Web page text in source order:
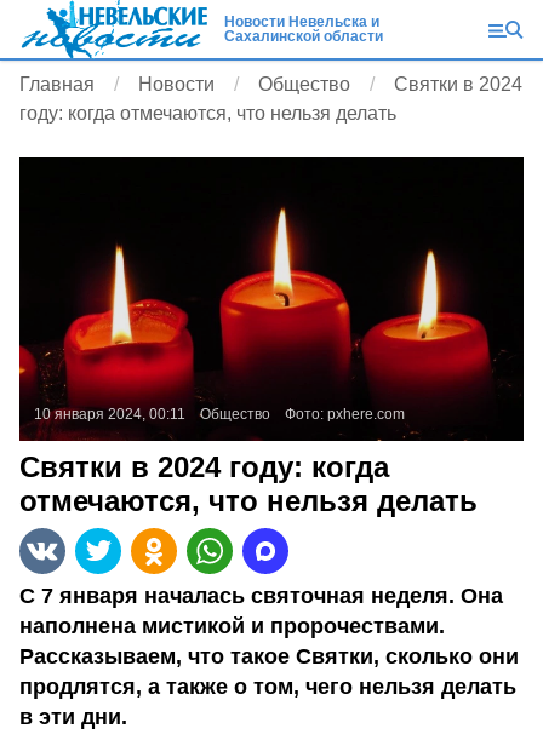
Новости Невельска и
Сахалинской области
Главная Новости Общество
Святки в 2024
году: когда отмечаются, что нельзя делать
10 января 2024, 00:11 Общество Фото: pxhere.com
Святки в 2024 году: когда
отмечаются, что нельзя делать
С 7 января началась святочная неделя. Она
наполнена мистикой и пророчествами.
Рассказываем, что такое Святки, сколько они
продлятся, а также о том, чего нельзя делать
в эти дни.